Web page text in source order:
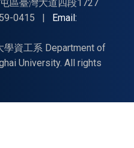
區臺灣大道四段1727
0415 |
Email:
資工系 Department of
University. All rights